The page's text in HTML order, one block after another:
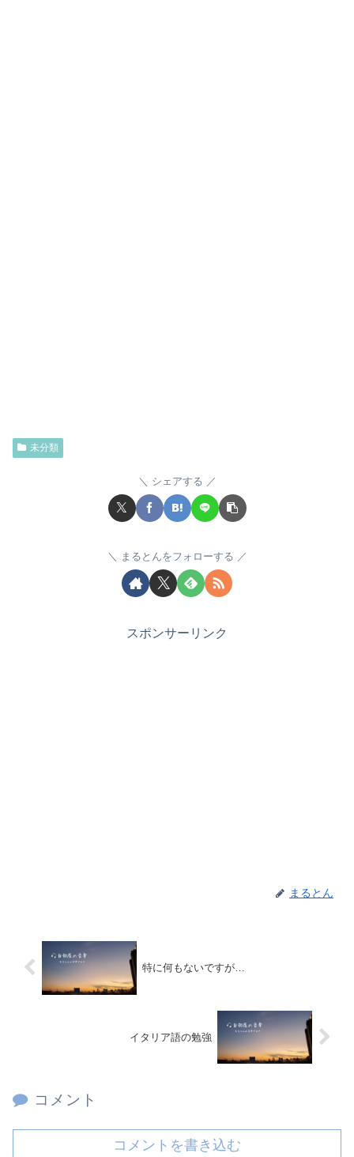
未分類
シェアする
まるとんをフォローする
スポンサーリンク
まるとん
特に何もないですが…
イタリア語の勉強
コメント
コメントを書き込む